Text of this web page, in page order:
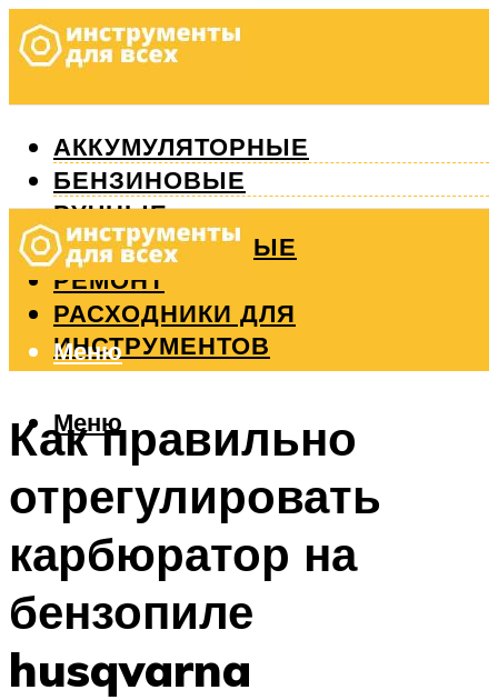
АККУМУЛЯТОРНЫЕ
БЕНЗИНОВЫЕ
РУЧНЫЕ
ИЗМЕРИТЕЛЬНЫЕ
РЕМОНТ
РАСХОДНИКИ ДЛЯ
ИНСТРУМЕНТОВ
Меню
Меню
Как правильно
отрегулировать
карбюратор на
бензопиле
husqvarna